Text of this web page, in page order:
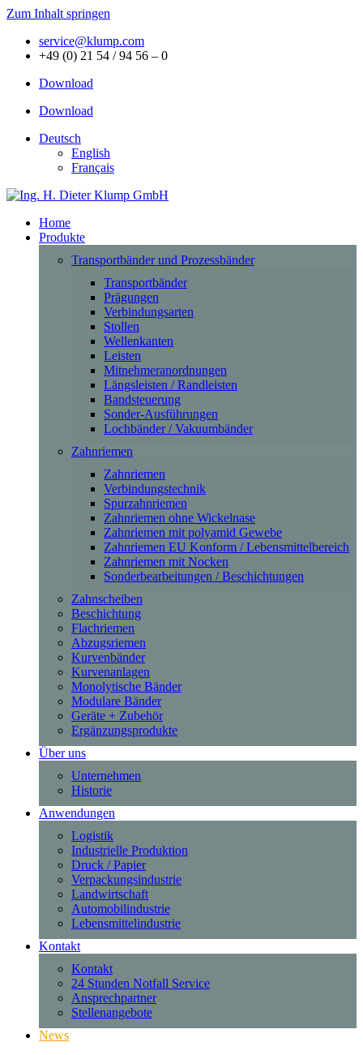
Zum Inhalt springen
service@klump.com
+49 (0) 21 54 / 94 56 – 0
Download
Download
Deutsch
English
Français
Home
Produkte
Transportbänder und Prozessbänder
Transportbänder
Prägungen
Verbindungsarten
Stollen
Wellenkanten
Leisten
Mitnehmeranordnungen
Längsleisten / Randleisten
Bandsteuerung
Sonder-Ausführungen
Lochbänder / Vakuumbänder
Zahnriemen
Zahnriemen
Verbindungstechnik
Spurzahnriemen
Zahnriemen ohne Wickelnase
Zahnriemen mit polyamid Gewebe
Zahnriemen EU Konform / Lebensmittelbereich
Zahnriemen mit Nocken
Sonderbearbeitungen / Beschichtungen
Zahnscheiben
Beschichtung
Flachriemen
Abzugsriemen
Kurvenbänder
Kurvenanlagen
Monolytische Bänder
Modulare Bänder
Geräte + Zubehör
Ergänzungsprodukte
Über uns
Unternehmen
Historie
Anwendungen
Logistik
Industrielle Produktion
Druck / Papier
Verpackungsindustrie
Landwirtschaft
Automobilindustrie
Lebensmittelindustrie
Kontakt
Kontakt
24 Stunden Notfall Service
Ansprechpartner
Stellenangebote
News